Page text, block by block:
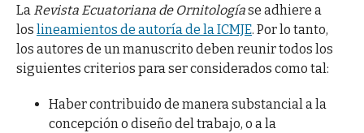
LaRevista Ecuatoriana de Ornitologíase adhiere a
los lineamientos de autoría de la ICMJE. Por lo tanto,
los autores de un manuscrito deben reunir todos los
siguientes criterios para ser considerados como tal:
Haber contribuido de manera substancial a la
concepción o diseño del trabajo, o a la